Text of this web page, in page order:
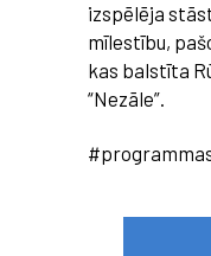
izspēlēja
mīlestību,
kas balstīta
“Nezāle”.